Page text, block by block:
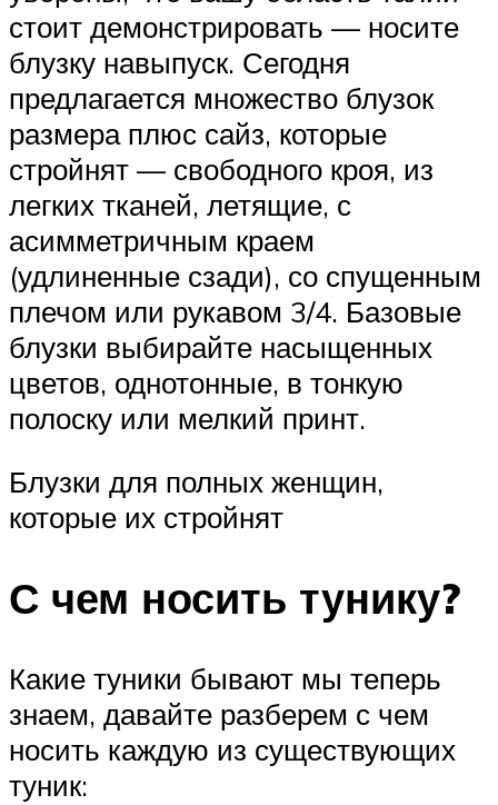
стоит демонстрировать — носите
блузку навыпуск. Сегодня
предлагается множество блузок
размера плюс сайз, которые
стройнят — свободного кроя, из
легких тканей, летящие, с
асимметричным краем
(удлиненные сзади), со спущенным
плечом или рукавом 3/4. Базовые
блузки выбирайте насыщенных
цветов, однотонные, в тонкую
полоску или мелкий принт.
Блузки для полных женщин,
которые их стройнят
С чем носить тунику?
Какие туники бывают мы теперь
знаем, давайте разберем с чем
носить каждую из существующих
туник: